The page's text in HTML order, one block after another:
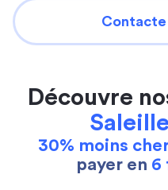
Contacte
Découvre
30% moins
payer en 6